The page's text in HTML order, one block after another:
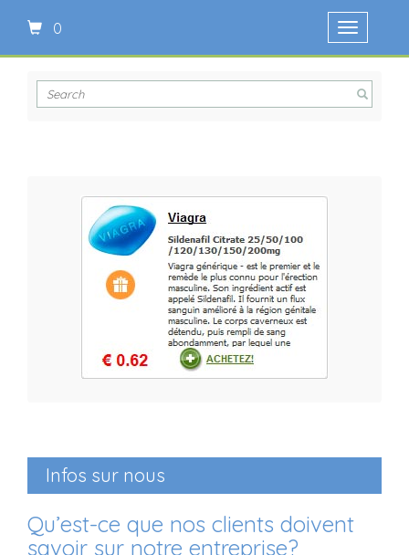
0
Ouvrir
Infos sur nous
Qu’est-ce que nos clients doivent
savoir sur notre entreprise?